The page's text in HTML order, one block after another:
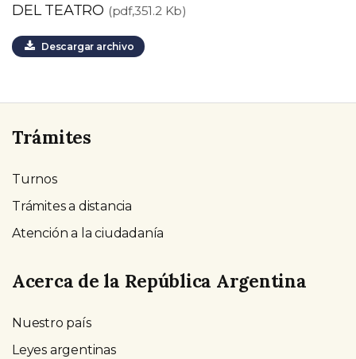
DEL TEATRO (pdf,351.2 Kb)
Descargar archivo
Trámites
Turnos
Trámites a distancia
Atención a la ciudadanía
Acerca de la República Argentina
Nuestro país
Leyes argentinas